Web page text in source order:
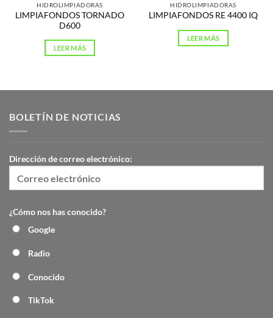
HIDROLIMPIADORAS
LIMPIAFONDOS TORNADO
D600
LEER MÁS
HIDROLIMPIADORAS
LIMPIAFONDOS RE 4400 IQ
LEER MÁS
BOLETÍN DE NOTICIAS
Dirección de correo electrónico:
¿Cómo nos has conocido?
Google
Radio
Conocido
TikTok